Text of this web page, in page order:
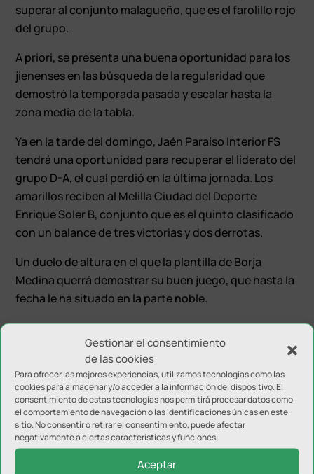
Gestionar el consentimiento
de las cookies
Para ofrecer las mejores experiencias, utilizamos tecnologías como las
cookies para almacenar y/o acceder a la información del dispositivo. El
consentimiento de estas tecnologías nos permitirá procesar datos como
el comportamiento de navegación o las identificaciones únicas en este
sitio. No consentir o retirar el consentimiento, puede afectar
negativamente a ciertas características y funciones.
Aceptar
superar al conjunto malagueño, que es el farolillo rojo
del grupo.
A priori, se presenta una buena oportunidad para los
jienenses en las búsqueda de la regularidad que
demostró la temporada pasada y escalar hasta la
zona media de la tabla.
Ya en la tarde del domingo, Jaén Paraíso Interior FS
tendrá una oportunidad para recuperar el liderato del
grupo D-A, el cual perdió en la última jornada. Los
amarillos reciben al Melilla Ciudad del Deporte
Enrique Soler B, conjunto que es el quinto clasificado
con un balance de tres victorias y dos derrotas.
Un duelo de altura en el que la plantilla de Borja
Medina querrá demostrar su buen juego, que hasta la
fecha le ha situado en la parte noble.
Enviar comentario
Tu dirección de correo electrónico no será publicada.
campos obligatorios están marcados con*